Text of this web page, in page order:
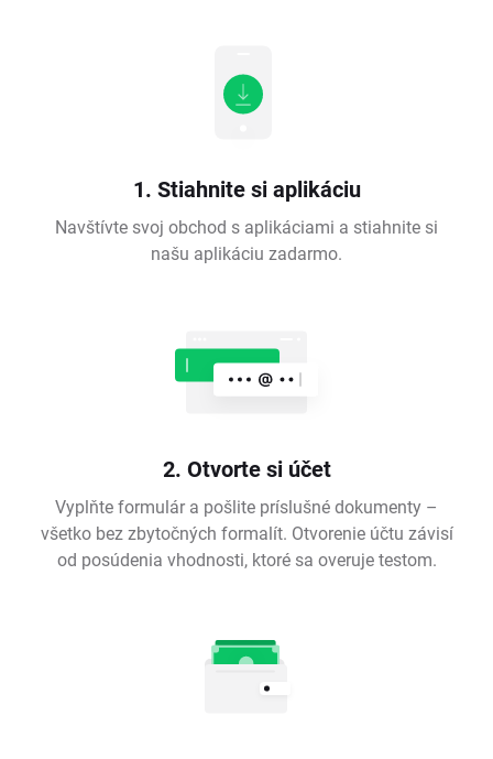
1. Stiahnite si aplikáciu
Navštívte svoj obchod s aplikáciami a stiahnite si
našu aplikáciu zadarmo.
2. Otvorte si účet
Vyplňte formulár a pošlite príslušné dokumenty –
všetko bez zbytočných formalít. Otvorenie účtu závisí
od posúdenia vhodnosti, ktoré sa overuje testom.